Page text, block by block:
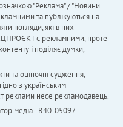
"Реклама" / "Новини
та публікуються на
погляди, які в них
є рекламними, проте
і поділяє думки,
та оціночні судження,
з українським
реклами несе рекламодавець.
медіа - R40-05097